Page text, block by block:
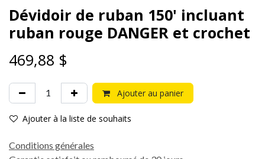
Dévidoir de ruban 150' incluant
ruban rouge DANGER et crochet
469,88 $
Ajouter au panier
Ajouter à la liste de souhaits
Conditions générales